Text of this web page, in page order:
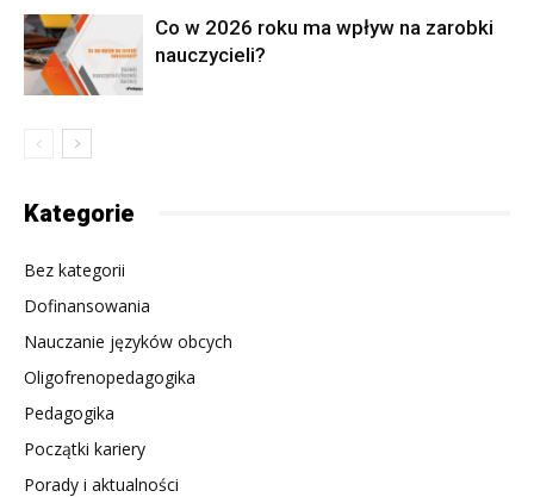
Co w 2026 roku ma wpływ na zarobki
nauczycieli?
Kategorie
Bez kategorii
Dofinansowania
Nauczanie języków obcych
Oligofrenopedagogika
Pedagogika
Początki kariery
Porady i aktualności